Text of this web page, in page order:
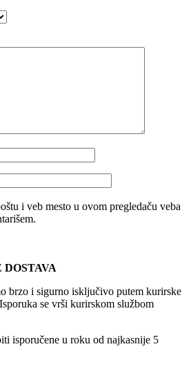
i veb mesto u ovom pregledaču veba
brzo i sigurno isključivo putem kurirske
se vrši kurirskom službom
isporučene u roku od najkasnije 5